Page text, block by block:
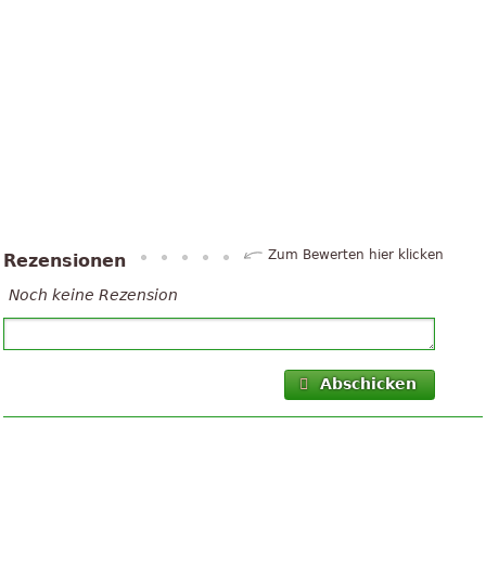
Rezensionen Zum Bewerten hier klicken
Noch keine Rezension
Abschicken